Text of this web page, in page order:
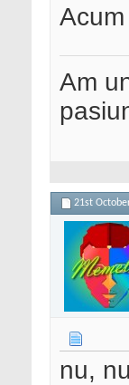
Am
21st
nu,